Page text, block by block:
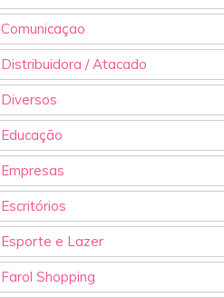
Comunicaçao
Distribuidora / Atacado
Diversos
Educação
Empresas
Escritórios
Esporte e Lazer
Farol Shopping